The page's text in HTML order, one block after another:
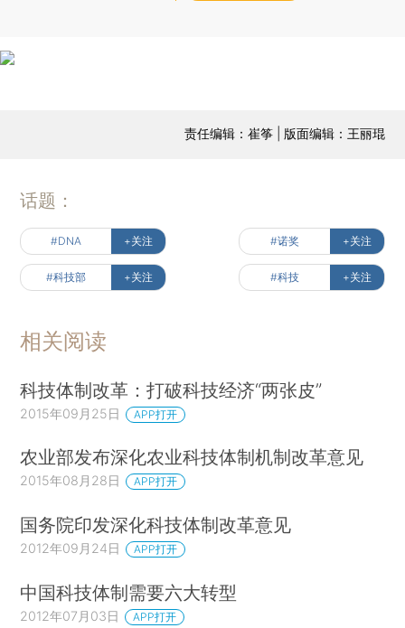
责任编辑：崔筝 | 版面编辑：王丽琨
话题：
#DNA +关注 #诺奖 +关注
#科技部 +关注 #科技 +关注
相关阅读
科技体制改革：打破科技经济“两张皮”
2015年09月25日 APP打开
农业部发布深化农业科技体制机制改革意见
2015年08月28日 APP打开
国务院印发深化科技体制改革意见
2012年09月24日 APP打开
中国科技体制需要六大转型
2012年07月03日 APP打开